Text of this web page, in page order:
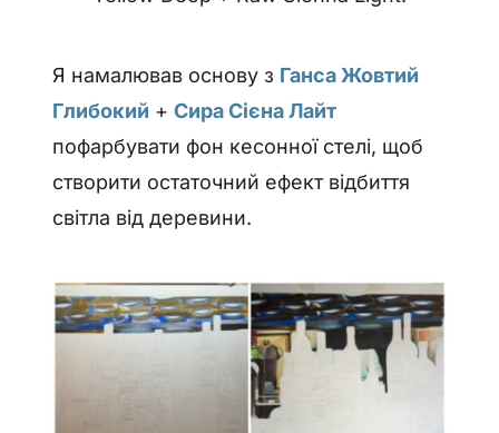
Я намалював основу з Ганса Жовтий
Глибокий +Сира Сієна Лайт
пофарбувати фон кесонної стелі, щоб
створити остаточний ефект відбиття
світла від деревини.